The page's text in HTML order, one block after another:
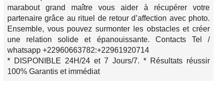
marabout grand maître vous aider à récupérer votre
partenaire grâce au rituel de retour d’affection avec photo.
Ensemble, vous pouvez surmonter les obstacles et créer
une relation solide et épanouissante. Contacts Tel /
whatsapp +22960663782:+22961920714
* DISPONIBLE 24H/24 et 7 Jours/7. * Résultats réussir
100% Garantis et immédiat